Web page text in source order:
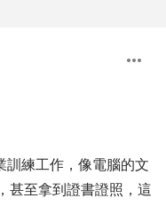
訓練工作，像電腦的文
甚至拿到證書證照，這